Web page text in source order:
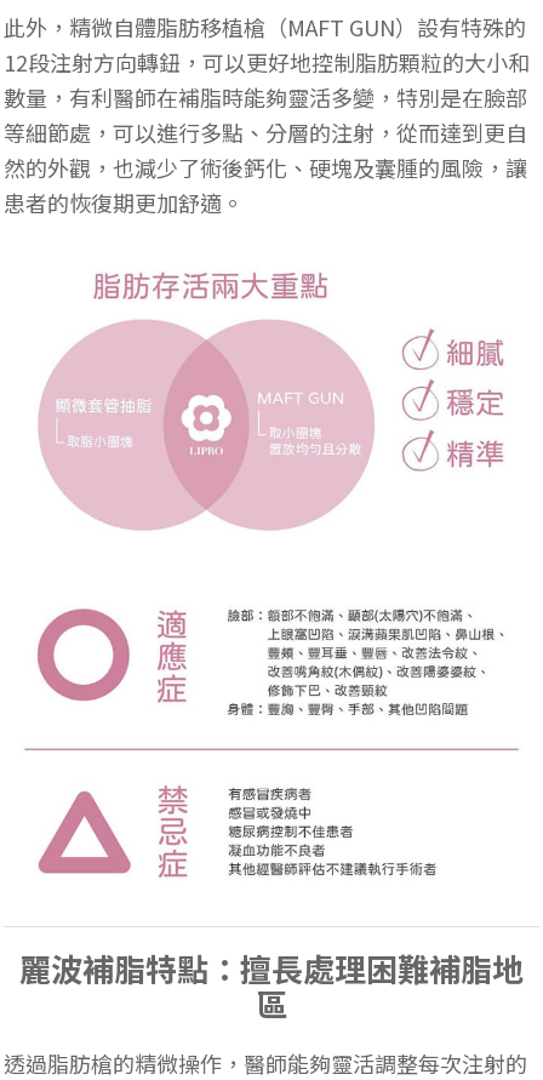
此外，精微自體脂肪移植槍（MAFT GUN）設有特殊的
12段注射方向轉鈕，可以更好地控制脂肪顆粒的大小和
數量，有利醫師在補脂時能夠靈活多變，特別是在臉部
等細節處，可以進行多點、分層的注射，從而達到更自
然的外觀，也減少了術後鈣化、硬塊及囊腫的風險，讓
患者的恢復期更加舒適。
麗波補脂特點：擅長處理困難補脂地
區
透過脂肪槍的精微操作，醫師能夠靈活調整每次注射的